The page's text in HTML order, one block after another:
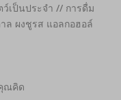
เป็นประจำ // การดื่ม
ล ผงชูรส แอลกอฮอล์
ณคิด